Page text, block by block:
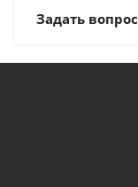
Задать вопрос